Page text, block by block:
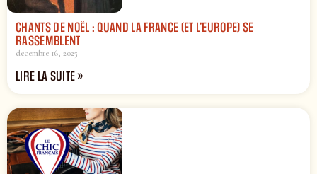
CHANTS DE NOËL : QUAND LA FRANCE (ET L’EUROPE) SE
RASSEMBLENT
décembre 16, 2025
LIRE LA SUITE »